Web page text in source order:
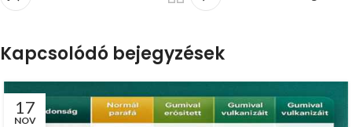
Kapcsolódó bejegyzések
17
NOV